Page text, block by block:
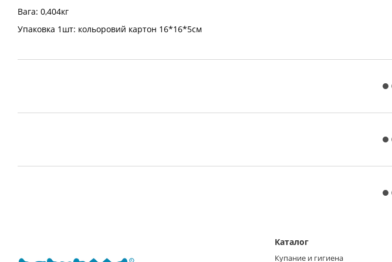
Вага: 0,404кг
Упаковка 1шт: кольоровий картон 16*16*5см
Каталог
Купание и гигиена